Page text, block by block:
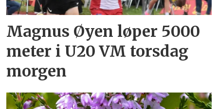
Magnus Øyen løper 5000
meter i U20 VM torsdag
morgen